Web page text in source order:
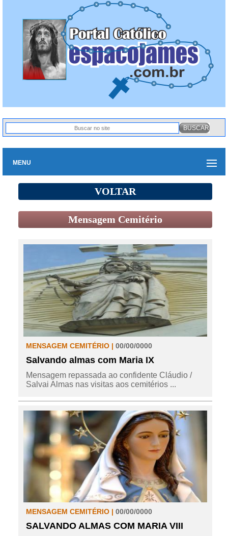
MENU
VOLTAR
Mensagem Cemitério
MENSAGEM CEMITÉRIO | 00/00/0000
Salvando almas com Maria IX
Mensagem repassada ao confidente Cláudio /
Salvai Almas nas visitas aos cemitérios ...
MENSAGEM CEMITÉRIO | 00/00/0000
SALVANDO ALMAS COM MARIA VIII